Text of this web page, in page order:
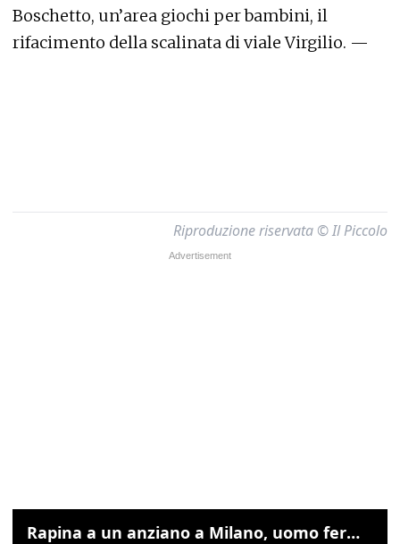
Boschetto, un’area giochi per bambini, il
rifacimento della scalinata di viale Virgilio. —
Riproduzione riservata © Il Piccolo
Rapina a un anziano a Milano, uomo fermato grazie alle foto sul cellulare